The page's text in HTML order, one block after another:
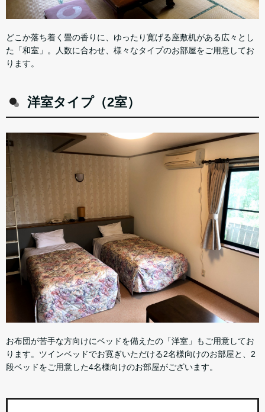
どこか落ち着く畳の香りに、ゆったり寛げる座敷机がある広々とし
た「和室」。人数に合わせ、様々なタイプのお部屋をご用意してお
ります。
洋室タイプ（2室）
お布団が苦手な方向けにベッドを備えたの「洋室」もご用意してお
ります。ツインベッドでお寛ぎいただける2名様向けのお部屋と、2
段ベッドをご用意した4名様向けのお部屋がございます。